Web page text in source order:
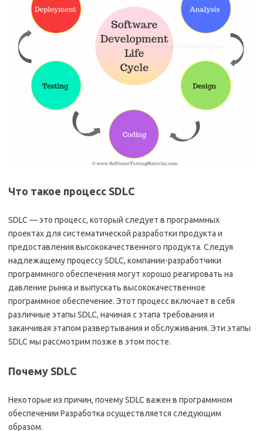
Что такое процесс SDLC
SDLC — это процесс, который следует в программных
проектах для систематической разработки продукта и
предоставления высококачественного продукта. Следуя
надлежащему процессу SDLC, компании-разработчики
программного обеспечения могут хорошо реагировать на
давление рынка и выпускать высококачественное
программное обеспечение. Этот процесс включает в себя
различные этапы SDLC, начиная с этапа требования и
заканчивая этапом развертывания и обслуживания. Эти этапы
SDLC мы рассмотрим позже в этом посте.
Почему SDLC
Некоторые из причин, почему SDLC важен в программном
обеспечении Разработка осуществляется следующим
образом.